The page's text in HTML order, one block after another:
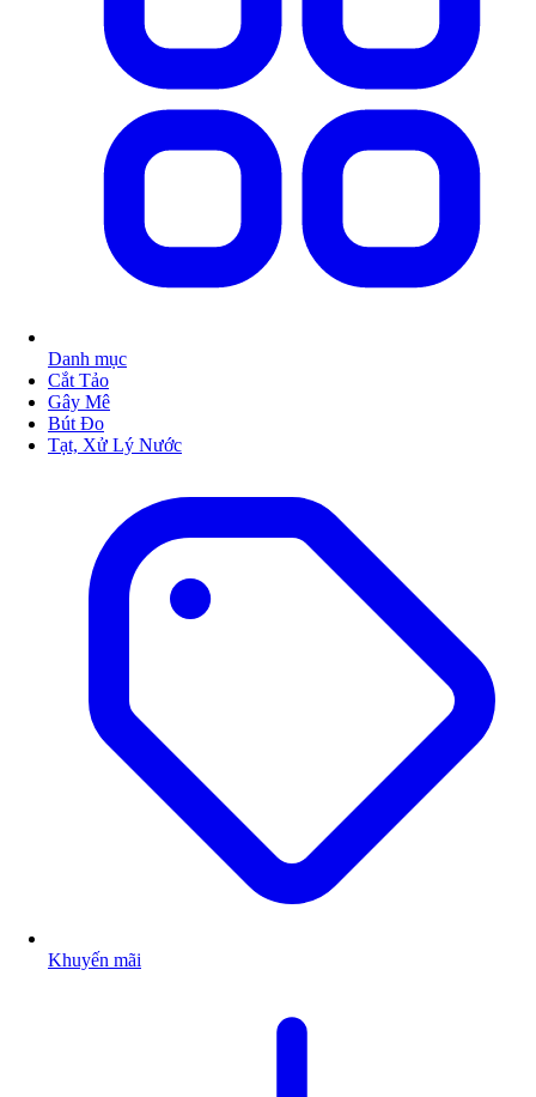
Danh mục
Cắt Tảo
Gây Mê
Bút Đo
Tạt, Xử Lý Nước
Khuyến mãi